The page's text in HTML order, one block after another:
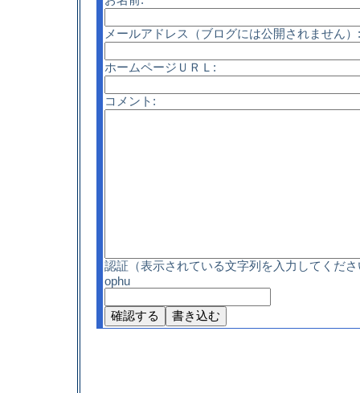
メールアドレス（ブログには公開されません）:
ホームページＵＲＬ:
コメント:
認証（表示されている文字列を入力してくだ
ophu